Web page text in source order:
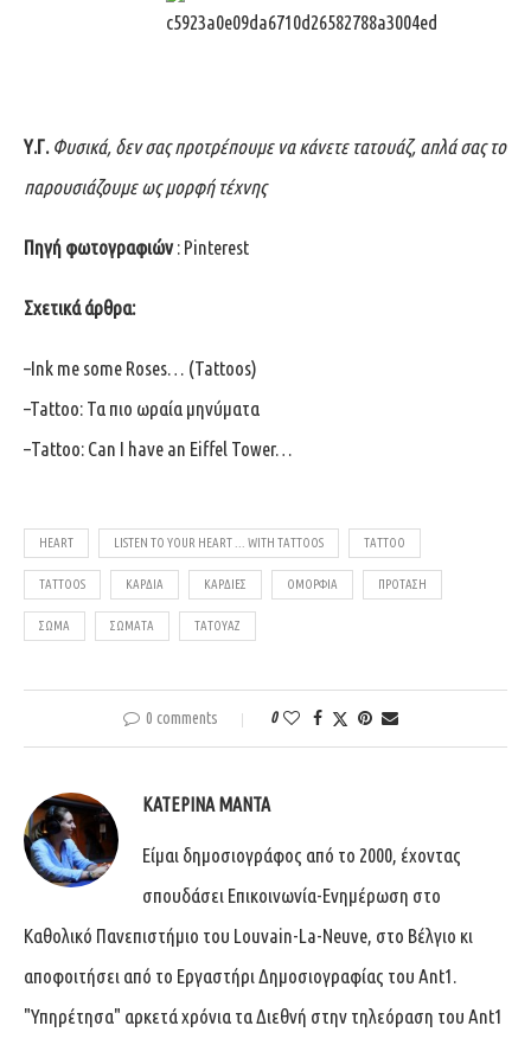
Υ.Γ. Φυσικά, δεν σας προτρέπουμε να κάνετε τατουάζ, απλά σας το
παρουσιάζουμε ως μορφή τέχνης
Πηγή φωτογραφιών: Pinterest
Σχετικά άρθρα:
–Ink me some Roses… (Tattoos)
–Tattoo: Τα πιο ωραία μηνύματα
–Tattoo: Can I have an Eiffel Tower…
HEART LISTEN TO YOUR HEART ... WITH TATTOOS TATTOO
TATTOOS ΚΑΡΔΙΆ ΚΑΡΔΙΈΣ ΟΜΟΡΦΙΆ ΠΡΌΤΑΣΗ
ΣΏΜΑ ΣΏΜΑΤΑ ΤΑΤΟΥΆΖ
0 comments 0
ΚΑΤΕΡΊΝΑ ΜΑΝΤΆ
Είμαι δημοσιογράφος από το 2000, έχοντας
σπουδάσει Επικοινωνία-Ενημέρωση στο
Καθολικό Πανεπιστήμιο του Louvain-La-Neuve, στο Βέλγιο κι
αποφοιτήσει από το Εργαστήρι Δημοσιογραφίας του Ant1.
"Υπηρέτησα" αρκετά χρόνια τα Διεθνή στην τηλεόραση του Ant1